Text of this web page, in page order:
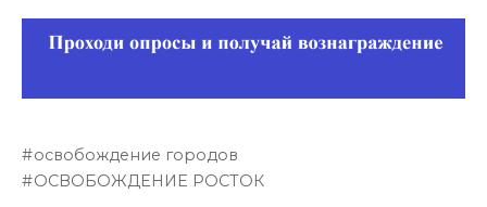
освобождение городов
ОСВОБОЖДЕНИЕ РОСТОК